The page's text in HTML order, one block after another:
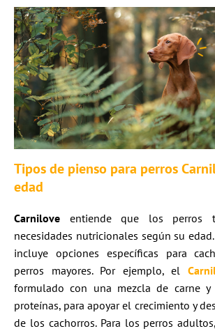
Tipos de pienso para perros
edad
Carnilove entiende que los perros
necesidades nutricionales según su
incluye opciones específicas para
perros mayores. Por ejemplo, el
formulado con una mezcla de carne y
proteínas, para apoyar el crecimiento y
de los cachorros. Para los perros